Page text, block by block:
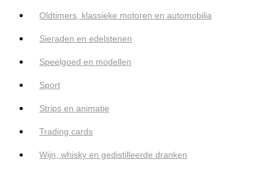
Oldtimers, klassieke motoren en automobilia
Sieraden en edelstenen
Speelgoed en modellen
Sport
Strips en animatie
Trading cards
Wijn, whisky en gedistilleerde dranken